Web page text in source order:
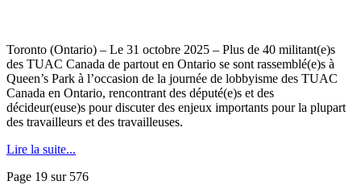
Toronto (Ontario) – Le 31 octobre 2025 – Plus de 40 militant(e)s
des TUAC Canada de partout en Ontario se sont rassemblé(e)s à
Queen’s Park à l’occasion de la journée de lobbyisme des TUAC
Canada en Ontario, rencontrant des député(e)s et des
décideur(euse)s pour discuter des enjeux importants pour la plupart
des travailleurs et des travailleuses.
Lire la suite...
Page 19 sur 576